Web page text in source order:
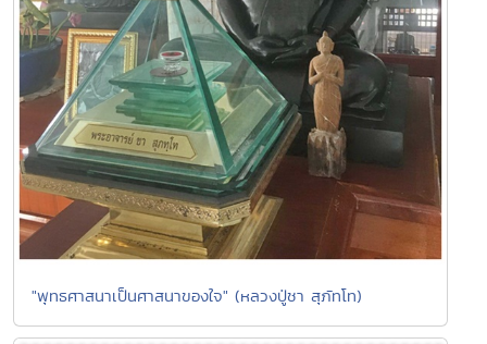
"พุทธศาสนาเป็นศาสนาของใจ" (หลวงปู่ชา สุภัทโท)